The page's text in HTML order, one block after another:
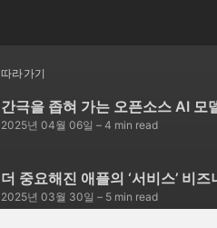
따라가기
간극을 좁혀 가는 오픈소스 AI 모
2025년 04월 06일 – 4 min read
더 중요해진 애플의 ‘서비스’ 비즈
2025년 03월 30일 – 5 min read